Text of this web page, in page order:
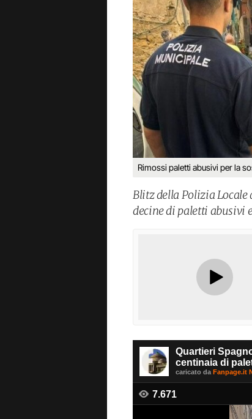
Rimossi paletti abusivi per la
Blitz della Polizia
decine di paletti abusivi